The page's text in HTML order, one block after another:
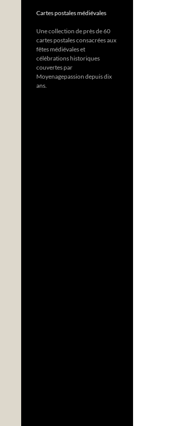
Cartes postales médiévales
Une collection de près de 60
cartes postales consacrées aux
fêtes médiévales et
célébrations historiques
couvertes par
Moyenagepassion depuis dix
ans.